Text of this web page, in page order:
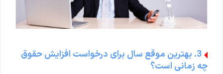
3. بهترین موقع سال برای درخواست افزایش حقوق
چه زمانی است؟